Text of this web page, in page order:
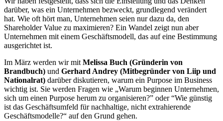
darüber, was ein Unternehmen bezweckt, grundlegend verändert
hat. Wie oft hört man, Unternehmen seien nur dazu da, den
Shareholder Value zu maximieren? Ein Wandel zeigt nun aber
Unternehmen mit einem Geschäftsmodell, das auf eine Bestimmung
ausgerichtet ist.
Im März werden wir mit Melissa Buch (Gründerin von
Brandbuch) und Gerhard Andrey (Mitbegründer von Liip und
Nationalrat) darüber diskutieren, warum ein Purpose im Business
wichtig ist. Sie werden Fragen wie „Warum beginnen Unternehmen,
sich um einen Purpose herum zu organisieren?” oder “Wie günstig
ist das Geschäftsumfeld für nachhaltige, nicht extrahierende
Geschäftsmodelle?“ auf den Grund gehen.